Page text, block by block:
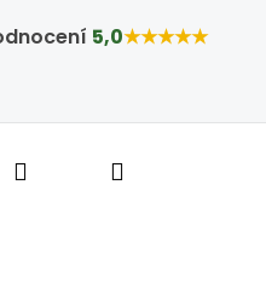
5,0★★★★★
kapky
PřihlášeníNákupní